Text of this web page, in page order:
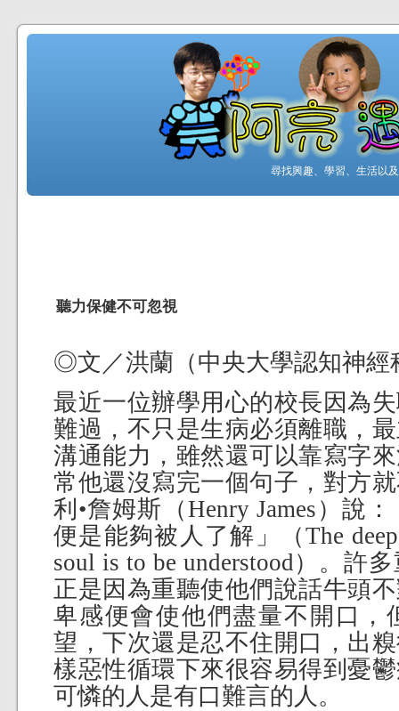
尋找興趣、學習、生活以
聽力保健不可忽視
◎文／洪蘭（中央大學認知神經
最近一位辦學用心的校長因為
難過，不只是生病必須離職，
溝通能力，雖然還可以靠寫字
常他還沒寫完一個句子，對方
利•詹姆斯（Henry James）說
便是能夠被人了解」（The
soul is to be understood）。許
正是因為重聽使他們說話牛頭
卑感便會使他們盡量不開口，
望，下次還是忍不住開口，出
樣惡性循環下來很容易得到憂
可憐的人是有口難言的人。